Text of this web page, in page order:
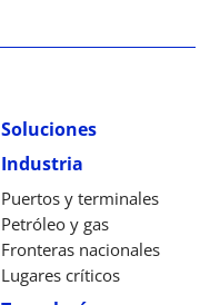
Soluciones
Industria
Puertos y terminales
Petróleo y gas
Fronteras nacionales
Lugares críticos